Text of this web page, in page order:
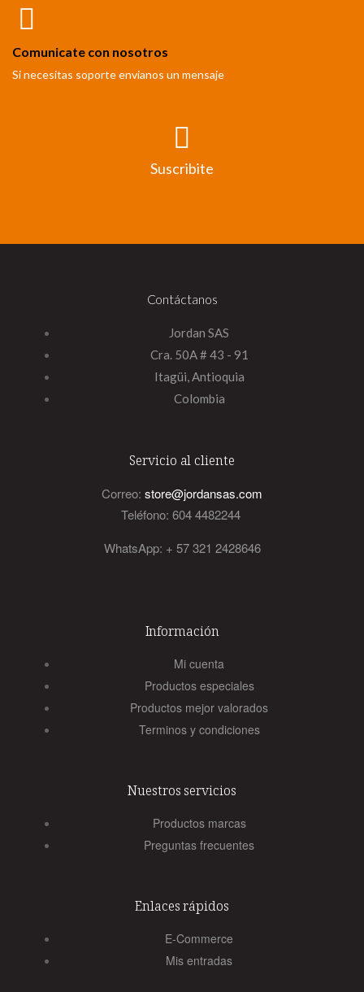
Comunicate con nosotros
Si necesitas soporte envianos un mensaje
Suscribite
Contáctanos
Jordan SAS
Cra. 50A # 43 - 91
Itagüi, Antioquia
Colombia
Servicio al cliente
Correo: store@jordansas.com
Teléfono: 604 4482244
WhatsApp: + 57 321 2428646
Información
Mi cuenta
Productos especiales
Productos mejor valorados
Terminos y condiciones
Nuestros servicios
Productos marcas
Preguntas frecuentes
Enlaces rápidos
E-Commerce
Mis entradas